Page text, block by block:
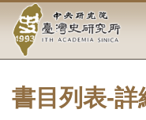
要
中
央
研
究
書目列表-詳